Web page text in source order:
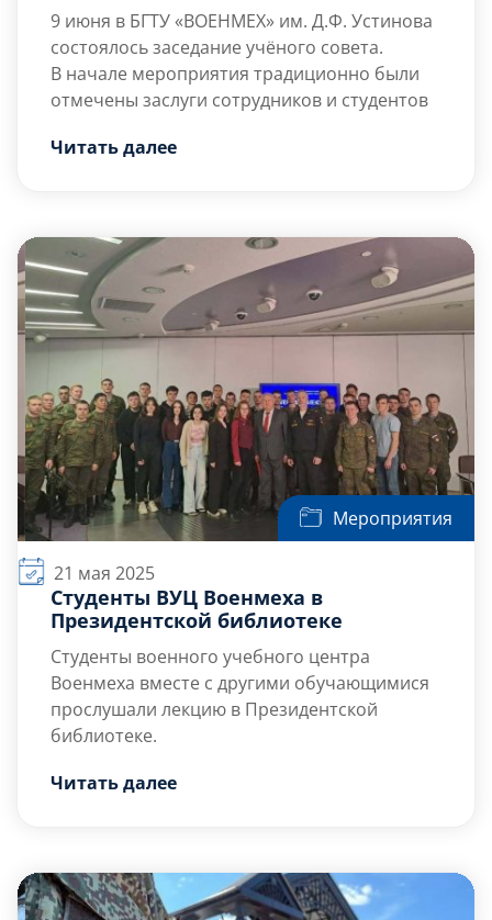
9 июня в БГТУ «ВОЕНМЕХ» им. Д.Ф. Устинова
состоялось заседание учёного совета.
В начале мероприятия традиционно были
отмечены заслуги сотрудников и студентов
Почётными грамотами и благодарностями
побережье Черного моря в Анапе
наградили:
— Лозинского Александра Григорьевича,
начальника Военного учебного центра при
БГТУ «ВОЕНМЕХ» […]
Читать далее
Мероприятия
21 мая 2025
Студенты ВУЦ Военмеха в
Президентской библиотеке
Студенты военного учебного центра
Военмеха вместе с другими обучающимися
прослушали лекцию в Президентской
библиотеке.
состоялась лекция на тему: «Операция во
спикер мероприятия – Анатолий Павлович
Конташов, рассказал о секретной операции
Читать далее